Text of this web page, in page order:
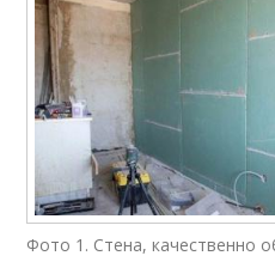
Фото 1. Стена, качественно